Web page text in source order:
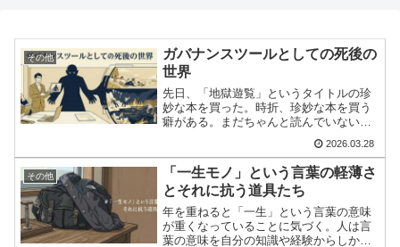
その他
ガバナンスツールとしての死後の
世界
先日、「地獄遊覧」というタイトルの珍
妙な本を買った。時折、珍妙な本を買う
癖がある。まだちゃんと読んでいない
が、古今東西の人が死後の世界をどう思
っているかを網羅的に紹介した本であ
る。積ん読状態の本を説明するのは難し
いので、出版社（ナショナルジ...
2026.03.28
その他
「一生モノ」という言葉の軽薄さ
とそれに抗う道具たち
年を重ねると「一生」という言葉の意味
が重くなっていることに気づく。人は言
葉の意味を自分の知識や経験からしか語